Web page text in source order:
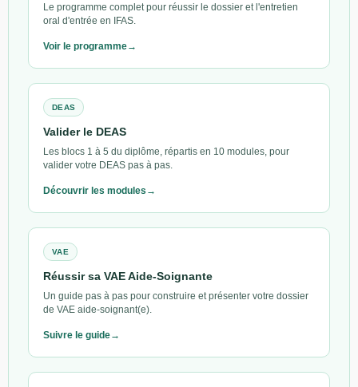
Le programme complet pour réussir le dossier et l'entretien
oral d'entrée en IFAS.
Voir le programme
DEAS
Valider le DEAS
Les blocs 1 à 5 du diplôme, répartis en 10 modules, pour
valider votre DEAS pas à pas.
Découvrir les modules
VAE
Réussir sa VAE Aide-Soignante
Un guide pas à pas pour construire et présenter votre dossier
de VAE aide-soignant(e).
Suivre le guide